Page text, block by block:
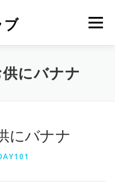
ブ メニュー
にバナナ
にバナナ